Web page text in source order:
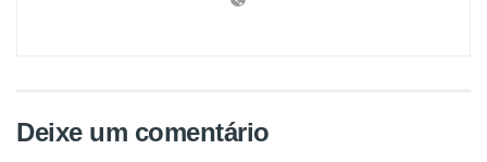
Deixe um comentário